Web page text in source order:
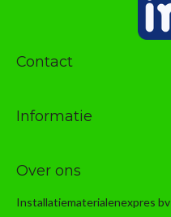
Contact
Informatie
Over ons
Installatiematerialenexpres bv